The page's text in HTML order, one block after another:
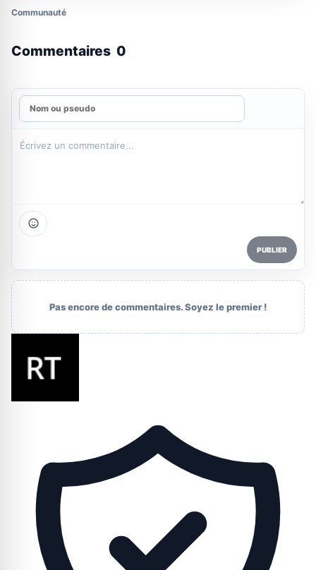
Communauté
Commentaires 0
PUBLIER
Pas encore de commentaires. Soyez le premier !